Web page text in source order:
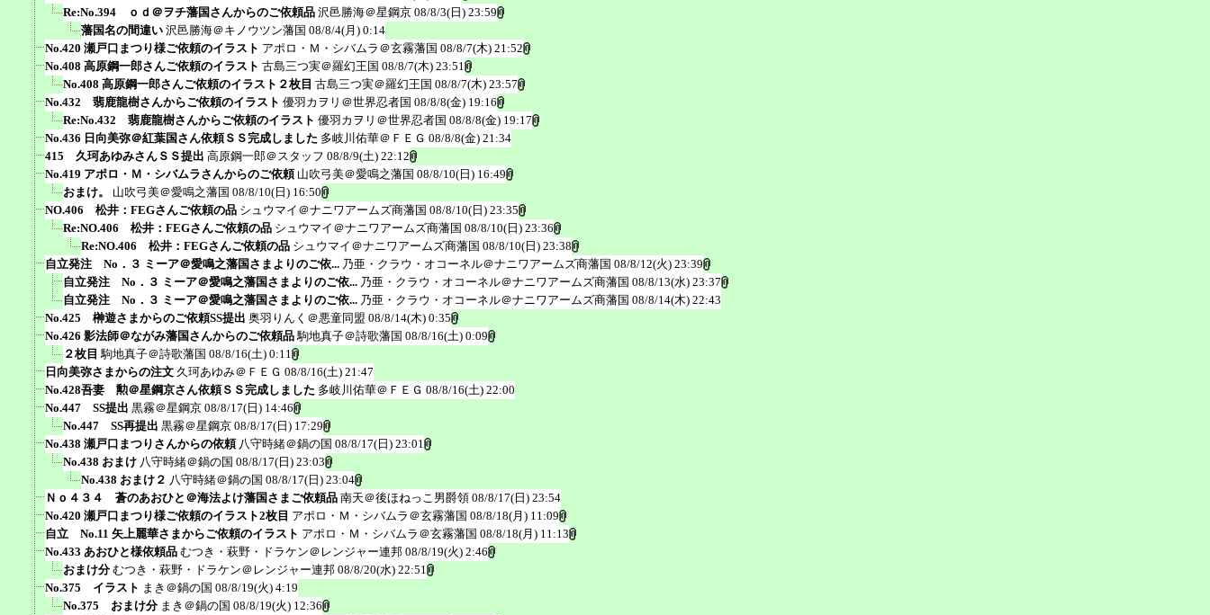
Re:No.394 ｏｄ＠ヲチ藩国さんからのご依頼品 沢邑勝海＠星鋼京 08/8/3(日) 23:59
藩国名の間違い 沢邑勝海＠キノウツン藩国 08/8/4(月) 0:14
No.420 瀬戸口まつり様ご依頼のイラスト アポロ・Ｍ・シバムラ＠玄霧藩国 08/8/7(木) 21:52
No.408 高原鋼一郎さんご依頼のイラスト 古島三つ実＠羅幻王国 08/8/7(木) 23:51
No.408 高原鋼一郎さんご依頼のイラスト２枚目 古島三つ実＠羅幻王国 08/8/7(木) 23:57
No.432 翡鹿龍樹さんからご依頼のイラスト 優羽カヲリ＠世界忍者国 08/8/8(金) 19:16
Re:No.432 翡鹿龍樹さんからご依頼のイラスト 優羽カヲリ＠世界忍者国 08/8/8(金) 19:17
No.436 日向美弥＠紅葉国さん依頼ＳＳ完成しました 多岐川佑華＠ＦＥＧ 08/8/8(金) 21:34
415 久珂あゆみさんＳＳ提出 高原鋼一郎＠スタッフ 08/8/9(土) 22:12
No.419 アポロ・Ｍ・シバムラさんからのご依頼 山吹弓美＠愛鳴之藩国 08/8/10(日) 16:49
おまけ。
山吹弓美＠愛鳴之藩国 08/8/10(日) 16:50
NO.406 松井：FEGさんご依頼の品 シュウマイ＠ナニワアームズ商藩国 08/8/10(日) 23:35
Re:NO.406 松井：FEGさんご依頼の品 シュウマイ＠ナニワアームズ商藩国 08/8/10(日) 23:36
Re:NO.406 松井：FEGさんご依頼の品 シュウマイ＠ナニワアームズ商藩国 08/8/10(日) 23:38
自立発注 No．３ ミーア＠愛鳴之藩国さまよりのご依... 乃亜・クラウ・オコーネル＠ナニワアームズ商藩国 08/8/12(火) 23:39
自立発注 No．３ ミーア＠愛鳴之藩国さまよりのご依... 乃亜・クラウ・オコーネル＠ナニワアームズ商藩国 08/8/13(水) 23:37
自立発注 No．３ ミーア＠愛鳴之藩国さまよりのご依... 乃亜・クラウ・オコーネル＠ナニワアームズ商藩国 08/8/14(木) 22:43
No.425 榊遊さまからのご依頼SS提出 奥羽りんく＠悪童同盟 08/8/14(木) 0:35
No.426 影法師＠ながみ藩国さんからのご依頼品 駒地真子＠詩歌藩国 08/8/16(土) 0:09
２枚目 駒地真子＠詩歌藩国 08/8/16(土) 0:11
日向美弥さまからの注文 久珂あゆみ＠ＦＥＧ 08/8/16(土) 21:47
No.428吾妻 勲＠星鋼京さん依頼ＳＳ完成しました 多岐川佑華＠ＦＥＧ 08/8/16(土) 22:00
No.447 SS提出 黒霧＠星鋼京 08/8/17(日) 14:46
No.447 SS再提出 黒霧＠星鋼京 08/8/17(日) 17:29
No.438 瀬戸口まつりさんからの依頼 八守時緒＠鍋の国 08/8/17(日) 23:01
No.438 おまけ 八守時緒＠鍋の国 08/8/17(日) 23:03
No.438 おまけ２ 八守時緒＠鍋の国 08/8/17(日) 23:04
Ｎｏ４３４ 蒼のあおひと＠海法よけ藩国さまご依頼品 南天＠後ほねっこ男爵領 08/8/17(日) 23:54
No.420 瀬戸口まつり様ご依頼のイラスト2枚目 アポロ・Ｍ・シバムラ＠玄霧藩国 08/8/18(月) 11:09
自立 No.11 矢上麗華さまからご依頼のイラスト アポロ・Ｍ・シバムラ＠玄霧藩国 08/8/18(月) 11:13
No.433 あおひと様依頼品 むつき・萩野・ドラケン＠レンジャー連邦 08/8/19(火) 2:46
おまけ分 むつき・萩野・ドラケン＠レンジャー連邦 08/8/20(水) 22:51
No.375 イラスト まき＠鍋の国 08/8/19(火) 4:19
No.375 おまけ分 まき＠鍋の国 08/8/19(火) 12:36